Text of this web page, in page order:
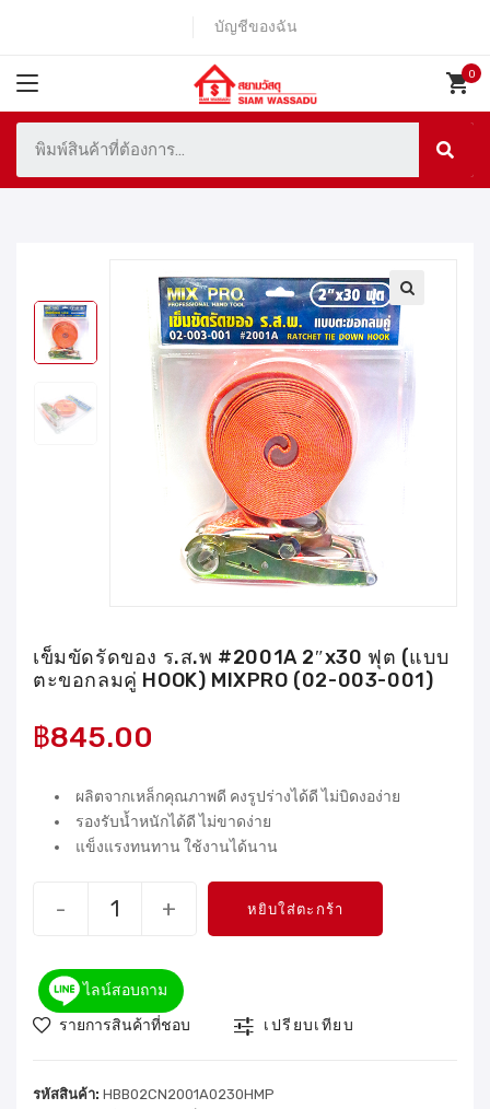
บัญชีของฉัน
เข็มขัดรัดของ ร.ส.พ #2001A 2″x30 ฟุต (แบบ
ตะขอกลมคู่ HOOK) MIXPRO (02-003-001)
฿845.00
ผลิตจากเหล็กคุณภาพดี คงรูปร่างได้ดี ไม่บิดงอง่าย
รองรับน้ำหนักได้ดี ไม่ขาดง่าย
แข็งแรงทนทาน ใช้งานได้นาน
- + หยิบใส่ตะกร้า
ไลน์สอบถาม
รายการสินค้าที่ชอบ
เปรียบเทียบ
รหัสสินค้า: HBB02CN2001A0230HMP